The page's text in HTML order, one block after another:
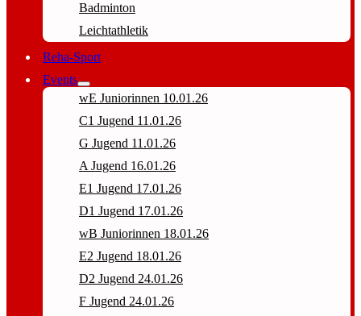
Badminton
Leichtathletik
Reha-Sport
Events
wE Juniorinnen 10.01.26
C1 Jugend 11.01.26
G Jugend 11.01.26
A Jugend 16.01.26
E1 Jugend 17.01.26
D1 Jugend 17.01.26
wB Juniorinnen 18.01.26
E2 Jugend 18.01.26
D2 Jugend 24.01.26
F Jugend 24.01.26